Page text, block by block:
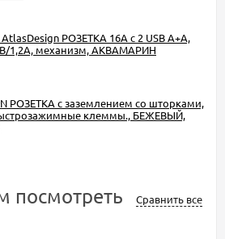
AtlasDesign РОЗЕТКА 16А c 2 USB A+A,
1,2А, механизм, АКВАМАРИН
РОЗЕТКА с заземлением со шторками,
клеммы., БЕЖЕВЫЙ,
посмотреть Сравнить все